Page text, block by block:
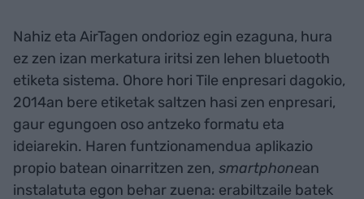
Nahiz eta AirTagen ondorioz egin ezaguna, hura
ez zen izan merkatura iritsi zen lehen bluetooth
etiketa sistema. Ohore hori Tile enpresari dagokio,
2014an bere etiketak saltzen hasi zen enpresari,
gaur egungoen oso antzeko formatu eta
ideiarekin. Haren funtzionamendua aplikazio
propio batean oinarritzen zen, smartphonean
instalatuta egon behar zuena: erabiltzaile batek